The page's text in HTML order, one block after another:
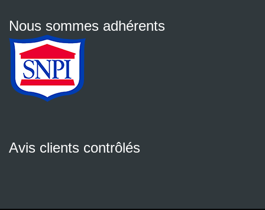
Nous sommes adhérents
Avis clients contrôlés